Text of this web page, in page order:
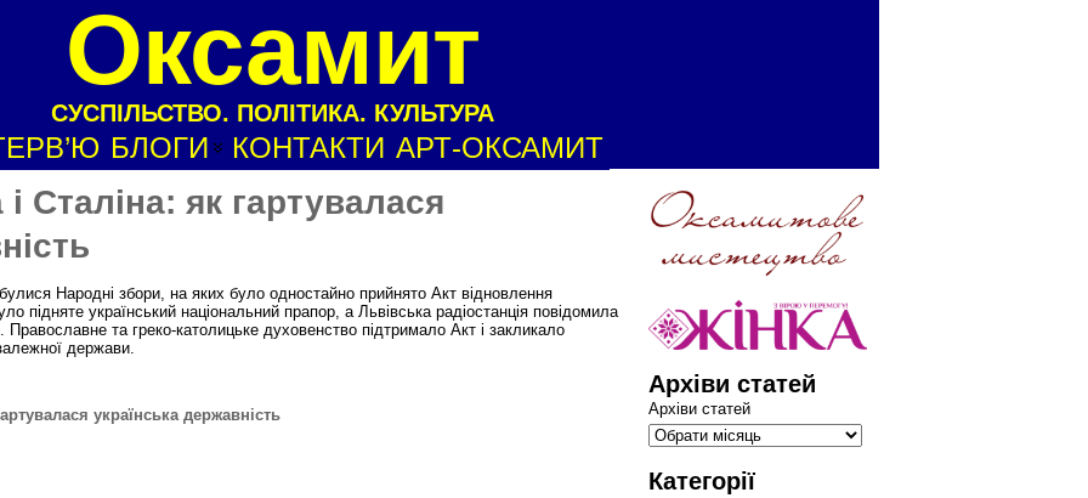
Оксамит
СУСПІЛЬСТВО. ПОЛІТИКА. КУЛЬТУРА
БЛОГИ КОНТАКТИ АРТ-ОКСАМИТ
Сталіна: як гартувалася
Народні збори, на яких було одностайно прийнято Акт відновлення
підняте український національний прапор, а Львівська радіостанція повідомила
та греко-католицьке духовенство підтримало Акт і закликало
держави.
українська державність
Архіви статей
Архіви статей
Категорії